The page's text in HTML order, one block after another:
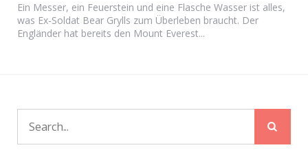
Ein Messer, ein Feuerstein und eine Flasche Wasser ist alles,
was Ex-Soldat Bear Grylls zum Überleben braucht. Der
Engländer hat bereits den Mount Everest...
Search
for: